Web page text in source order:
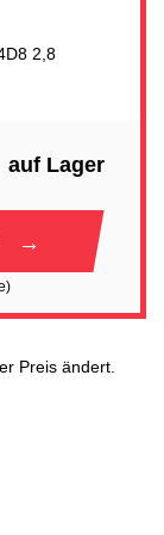
2,8
auf Lager
→
Preis ändert.